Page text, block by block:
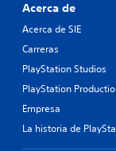
Acerca de
Acerca de SIE
Carreras
PlayStation Studios
PlayStation
Empresa
La historia de